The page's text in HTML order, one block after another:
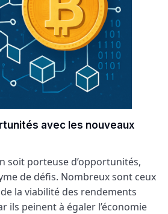
avec les nouveaux
soit porteuse d’opportunités,
de défis. Nombreux sont ceux
la viabilité des rendements
ils peinent à égaler l’économie